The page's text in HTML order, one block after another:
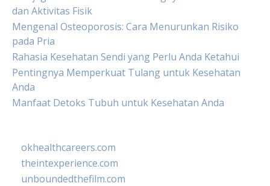
dan Aktivitas Fisik
Mengenal Osteoporosis: Cara Menurunkan Risiko
pada Pria
Rahasia Kesehatan Sendi yang Perlu Anda Ketahui
Pentingnya Memperkuat Tulang untuk Kesehatan
Anda
Manfaat Detoks Tubuh untuk Kesehatan Anda
okhealthcareers.com
theintexperience.com
unboundedthefilm.com